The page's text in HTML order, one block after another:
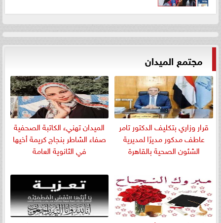
مجتمع الميدان
قرار وزاري بتكليف الدكتور تامر
عاطف مدكور مديرًا لمديرية
الشئون الصحية بالقاهرة
الميدان تهنيء الكاتبة الصحفية
صفاء الشاطر بنجاج كريمة أخيها
في الثانوية العامة